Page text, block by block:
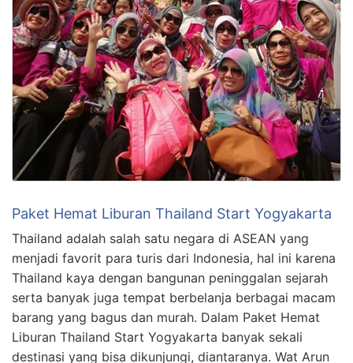
Paket Hemat Liburan Thailand Start Yogyakarta
Thailand adalah salah satu negara di ASEAN yang
menjadi favorit para turis dari Indonesia, hal ini karena
Thailand kaya dengan bangunan peninggalan sejarah
serta banyak juga tempat berbelanja berbagai macam
barang yang bagus dan murah. Dalam Paket Hemat
Liburan Thailand Start Yogyakarta banyak sekali
destinasi yang bisa dikunjungi, diantaranya. Wat Arun